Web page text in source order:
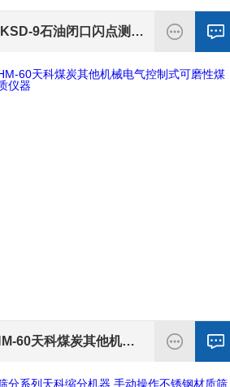
TKSD-9石油闭口闪点测定仪 天科智能油品分析测定
HM-60天科煤炭其他机械电气控制式可磨性煤质仪器